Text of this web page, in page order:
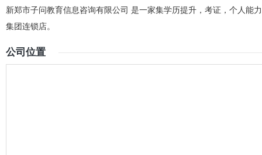
新郑市子问教育信息咨询有限公司 是一家集学历提升，考证，个人能
集团连锁店。
公司位置